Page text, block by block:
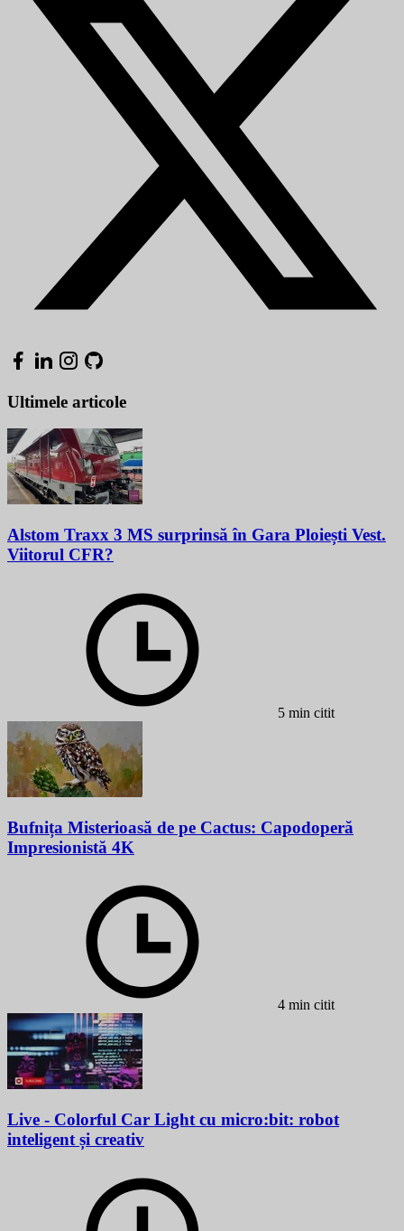
Ultimele articole
Alstom Traxx 3 MS surprinsă în Gara Ploiești Vest.
Viitorul CFR?
5 min citit
Bufnița Misterioasă de pe Cactus: Capodoperă
Impresionistă 4K
4 min citit
Live - Colorful Car Light cu micro:bit: robot
inteligent și creativ